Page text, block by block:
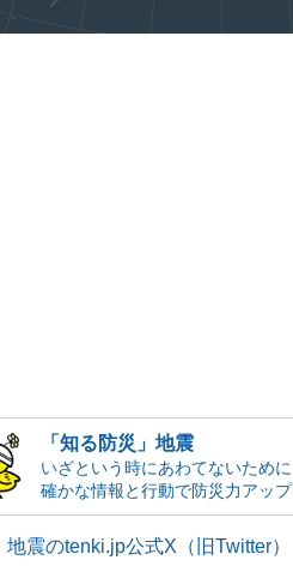
「知る防災」地震
いざという時にあわてないために
確かな情報と行動で防災力アップ
地震のtenki.jp公式X（旧Twitter）